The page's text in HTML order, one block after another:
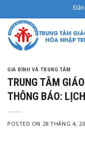
to
content
GIA ĐÌNH VÀ TRUNG TÂM
TRUNG TÂM
THÔNG BÁO:
POSTED ON 28 THÁNG 4,